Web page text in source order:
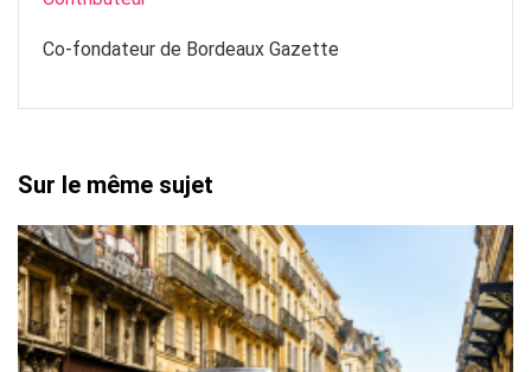
Co-fondateur de Bordeaux Gazette
Sur le même sujet